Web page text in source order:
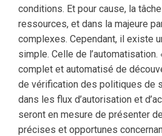
conditions. Et pour cause, la
ressources, et dans la majeure
complexes. Cependant, il existe
simple. Celle de l’automatisation.
complet et automatisé de
de vérification des politiques de
dans les flux d’autorisation et
seront en mesure de présenter
précises et opportunes